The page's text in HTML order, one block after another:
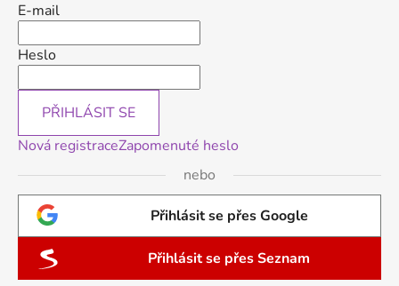
E-mail
Heslo
PŘIHLÁSIT SE
Nová registraceZapomenuté heslo
nebo
Přihlásit se přes Google
Přihlásit se přes Seznam